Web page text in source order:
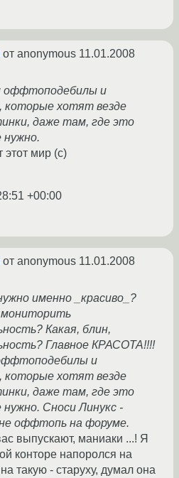
от anonymous 11.01.2008
оффтоподебилы и
которые хотят везде
даже там, где это
нужно.
этот мир (с)
+00:00
от anonymous 11.01.2008
именно _красиво_?
Какая, блин,
Главное КРАСОТА!!!!
и
которые хотят везде
даже там, где это
Сноси Линукс -
оффтопь на форуме.
выпускают, маниаки ...! Я
конторе напоролся на
такую - старуху, думал она